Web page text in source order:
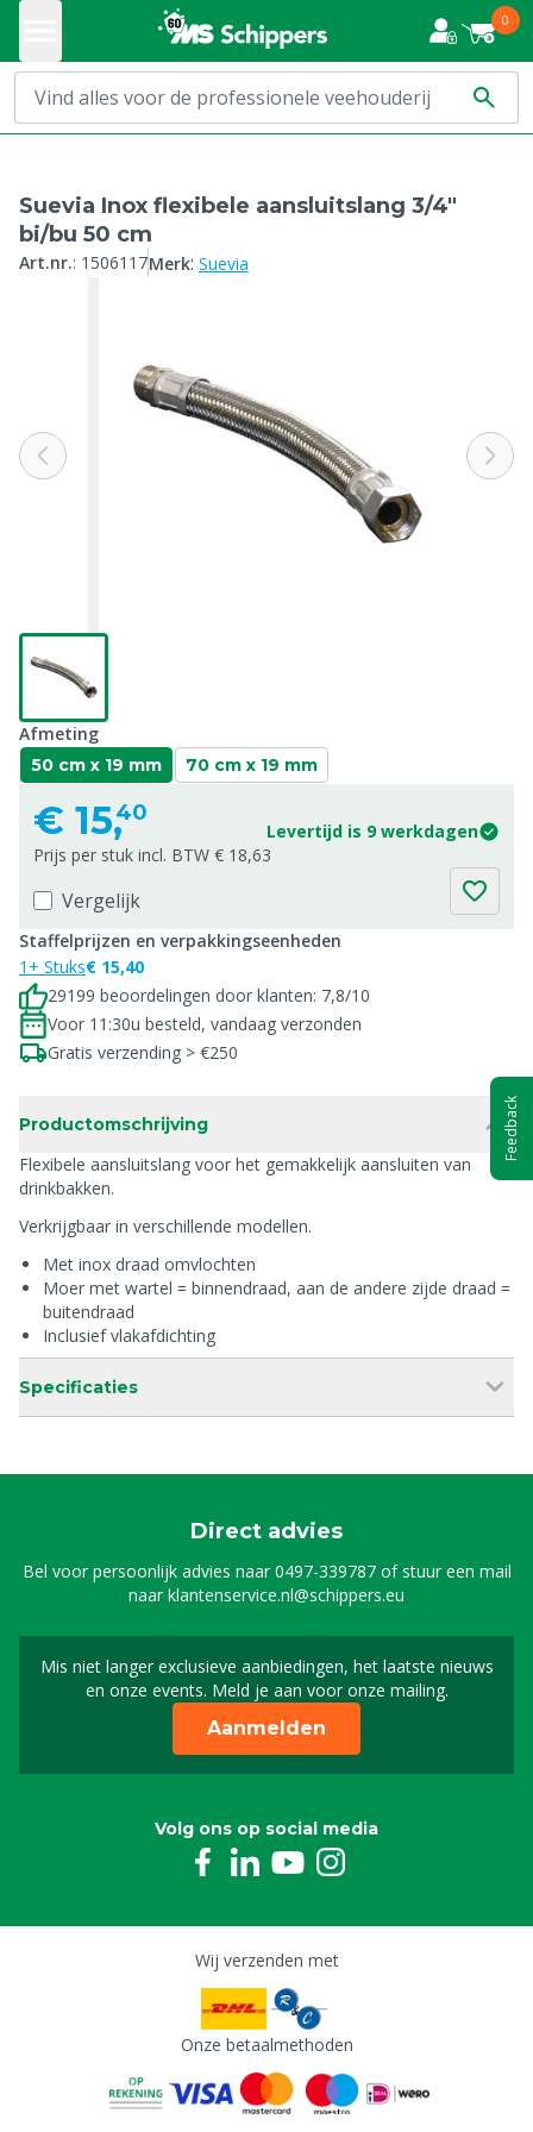
0
Suevia Inox flexibele aansluitslang 3/4"
bi/bu 50 cm
Art.nr.: 1506117Merk: Suevia
Afmeting
50 cm x 19 mm 70 cm x 19 mm
€ 15,40
Levertijd is 9 werkdagen
Prijs per stuk incl. BTW € 18,63
Vergelijk
Staffelprijzen en verpakkingseenheden
1+ Stuks€ 15,40
29199 beoordelingen door klanten: 7,8/10
Voor 11:30u besteld, vandaag verzonden
Gratis verzending > €250
Productomschrijving
Flexibele aansluitslang voor het gemakkelijk aansluiten van
drinkbakken.
Verkrijgbaar in verschillende modellen.
Met inox draad omvlochten
Moer met wartel = binnendraad, aan de andere zijde draad =
buitendraad
Inclusief vlakafdichting
Specificaties
Direct advies
Bel voor persoonlijk advies naar0497-339787of stuur een mail
naarklantenservice.nl@schippers.eu
Mis niet langer exclusieve aanbiedingen, het laatste nieuws
en onze events. Meld je aan voor onze mailing.
Schrijf je in voor onze
Aanmelden
Volg ons op social media
Wij verzenden met
Onze betaalmethoden
Feedback